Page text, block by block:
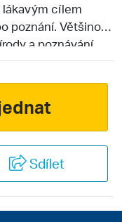
cílem
poznání. Většinou
a poznávání
turisty, kteří
těm v
převážně hor a
pobřeží je velmi
která leží
historie a
města,
Sdílet